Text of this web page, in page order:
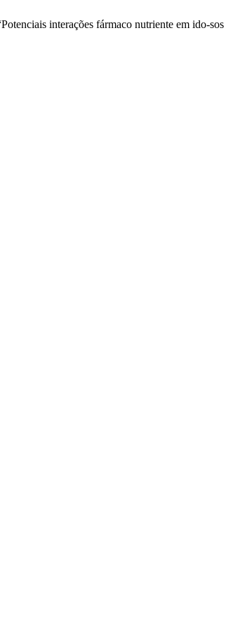
interações fármaco nutriente em ido-